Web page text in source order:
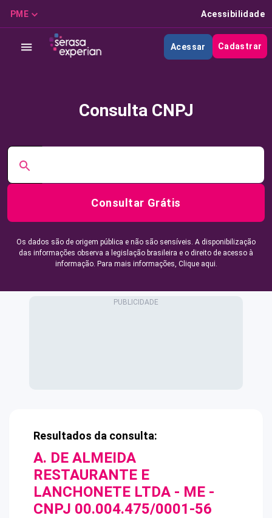
PME Acessibilidade
Acessar Cadastrar
Consulta CNPJ
Consultar Grátis
Os dados são de origem pública e não são sensíveis. A disponibilização
das informações observa a legislação brasileira e o direito de acesso à
informação. Para mais informações, Clique aqui.
Resultados da consulta:
A. DE ALMEIDA
RESTAURANTE E
LANCHONETE LTDA - ME -
CNPJ 00.004.475/0001-56